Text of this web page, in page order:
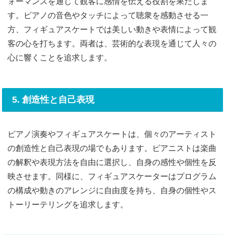
す。ピアノの音色やタッチによって聴衆を感動させる一
方、フィギュアスケートでは美しい動きや表情によって観
客の心を打ちます。両者は、芸術的な表現を通じて人々の
心に響くことを追求します。
5. 創造性と自己表現
ピアノ演奏やフィギュアスケートは、個々のアーティスト
の創造性と自己表現の場でもあります。ピアニストは楽曲
の解釈や表現方法を自由に選択し、自身の感性や個性を反
映させます。同様に、フィギュアスケーターはプログラム
の構成や動きのアレンジに自由度を持ち、自身の個性やス
トーリーテリングを追求します。